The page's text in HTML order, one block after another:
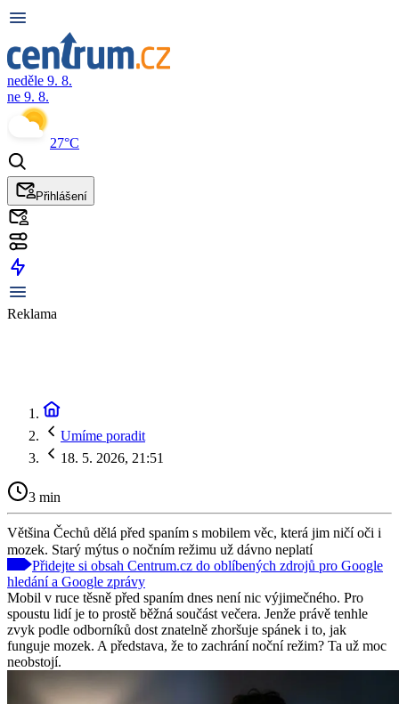
neděle 9. 8.
ne 9. 8.
27°C
Přihlášení
Reklama
Umíme poradit
18. 5. 2026, 21:51
3 min
Většina Čechů dělá před spaním s mobilem věc, která jim ničí oči i
mozek. Starý mýtus o nočním režimu už dávno neplatí
Přidejte si obsah Centrum.cz do oblíbených zdrojů pro Google
hledání a Google zprávy
Mobil v ruce těsně před spaním dnes není nic výjimečného. Pro
spoustu lidí je to prostě běžná součást večera. Jenže právě tenhle
zvyk podle odborníků dost znatelně zhoršuje spánek i to, jak
funguje mozek. A představa, že to zachrání noční režim? Ta už moc
neobstojí.